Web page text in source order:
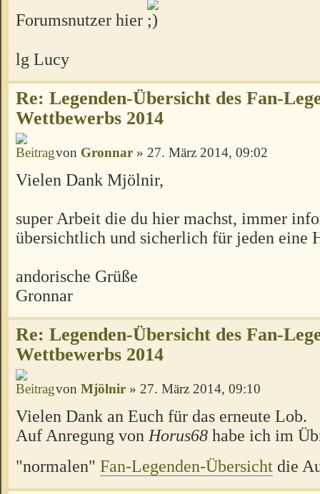
Forumsnutzer hier
lg Lucy
Re: Legenden-Übersicht des Fan-
Wettbewerbs 2014
von Gronnar » 27. März 2014, 09:02
Vielen Dank Mjölnir,
super Arbeit die du hier machst, immer
übersichtlich und sicherlich für jeden eine
andorische Grüße
Gronnar
Re: Legenden-Übersicht des Fan-
Wettbewerbs 2014
von Mjölnir » 27. März 2014, 09:10
Vielen Dank an Euch für das erneute Lob.
Auf Anregung von Horus68 habe ich im
"normalen" Fan-Legenden-Übersicht die